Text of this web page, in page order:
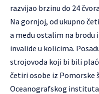
razvijao brzinu do 24
Na gornjoj, od ukupno
a među ostalim na brodu
invalide u kolicima.
strojovođa koji bi bili
četiri osobe iz Pomorske
Oceanografskog